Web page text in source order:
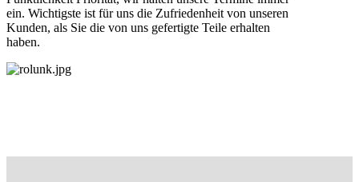
ein. Wichtigste ist für uns die Zufriedenheit von unseren
Kunden, als Sie die von uns gefertigte Teile erhalten
haben.